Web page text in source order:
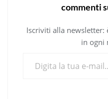
commenti
Iscriviti alla newsletter:
in ogni